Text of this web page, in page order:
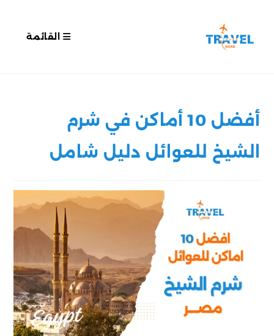
القائمة
أفضل 10 أماكن في شرم
الشيخ للعوائل دليل شامل